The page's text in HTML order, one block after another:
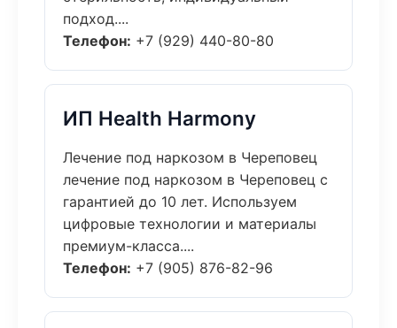
подход....
Телефон: +7 (929) 440-80-80
ИП Health Harmony
Лечение под наркозом в Череповец
лечение под наркозом в Череповец с
гарантией до 10 лет. Используем
цифровые технологии и материалы
премиум-класса....
Телефон: +7 (905) 876-82-96